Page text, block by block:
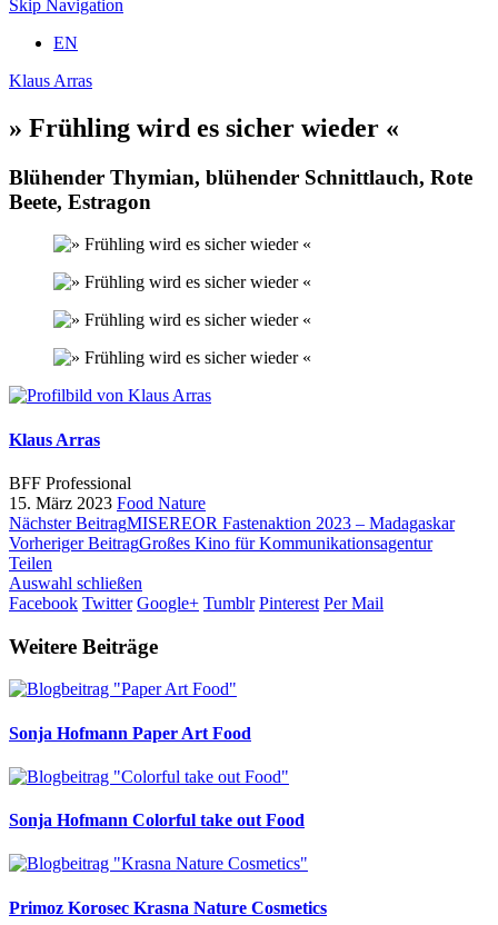
Skip Navigation
EN
Klaus Arras
» Frühling wird es sicher wieder «
Blühender Thymian, blühender Schnittlauch, Rote
Beete, Estragon
Klaus Arras
BFF Professional
15. März 2023 Food Nature
Nächster BeitragMISEREOR Fastenaktion 2023 – Madagaskar
Vorheriger BeitragGroßes Kino für Kommunikationsagentur
Teilen
Auswahl schließen
Facebook Twitter Google+ Tumblr Pinterest Per Mail
Weitere Beiträge
Sonja Hofmann Paper Art Food
Sonja Hofmann Colorful take out Food
Primoz Korosec Krasna Nature Cosmetics